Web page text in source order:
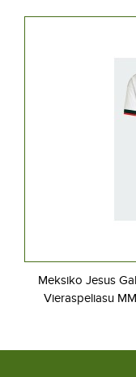
Meksiko Jesus
Vieraspeliasu